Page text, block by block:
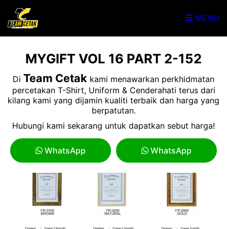
MENU
MYGIFT VOL 16 PART 2-152
Di Team Cetak kami menawarkan perkhidmatan
percetakan T-Shirt, Uniform & Cenderahati terus dari
kilang kami yang dijamin kualiti terbaik dan harga yang
berpatutan.
Hubungi kami sekarang untuk dapatkan sebut harga!
WhatsApp WhatsApp